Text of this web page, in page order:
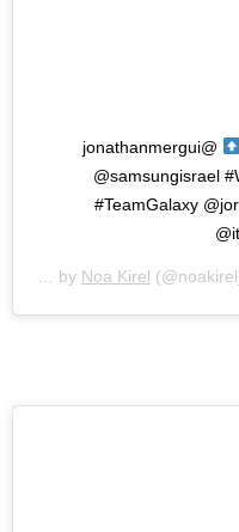
@jonathanmergui
@samsungisrael
#TeamGalaxy
Noa Kirel